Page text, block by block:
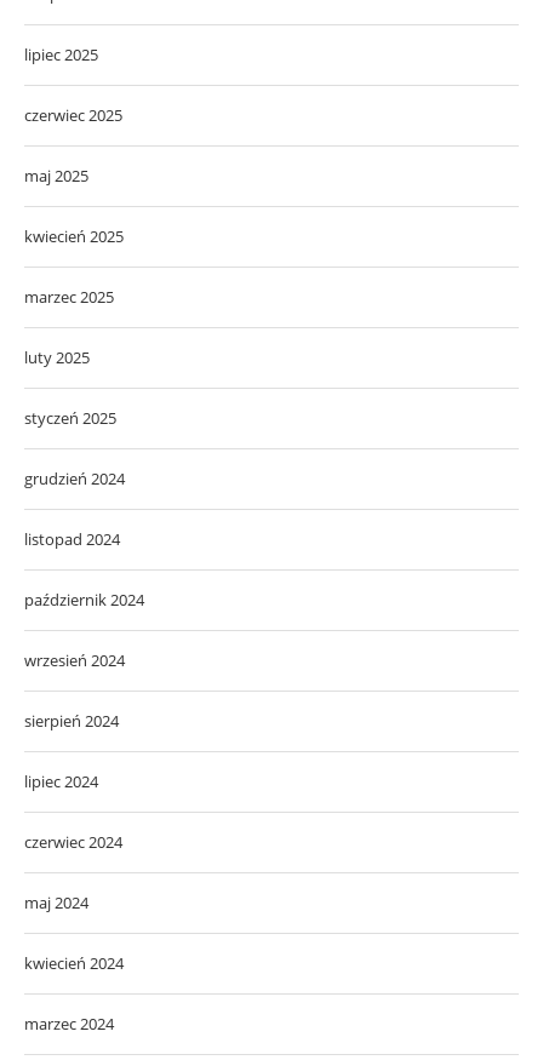
lipiec 2025
czerwiec 2025
maj 2025
kwiecień 2025
marzec 2025
luty 2025
styczeń 2025
grudzień 2024
listopad 2024
październik 2024
wrzesień 2024
sierpień 2024
lipiec 2024
czerwiec 2024
maj 2024
kwiecień 2024
marzec 2024